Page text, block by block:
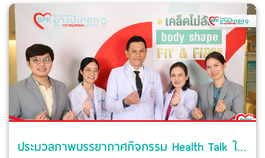
ประมวลภาพบรรยากาศกิจกรรม Health Talk ในหัวข้อ